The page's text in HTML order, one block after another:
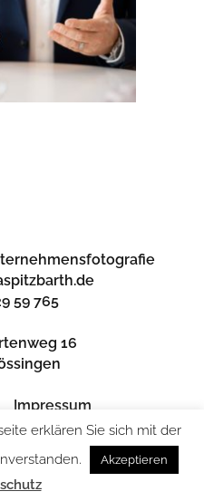
59 765
16
Impressum
erklären Sie sich mit der
Akzeptieren